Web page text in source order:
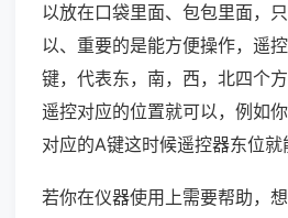
以放在口袋里面、包包里面，
以、重要的是能方便操作，遥
键，代表东，南，西，北四个
遥控对应的位置就可以，例如
对应的A键这时候遥控器东位就
若你在仪器使用上需要帮助，